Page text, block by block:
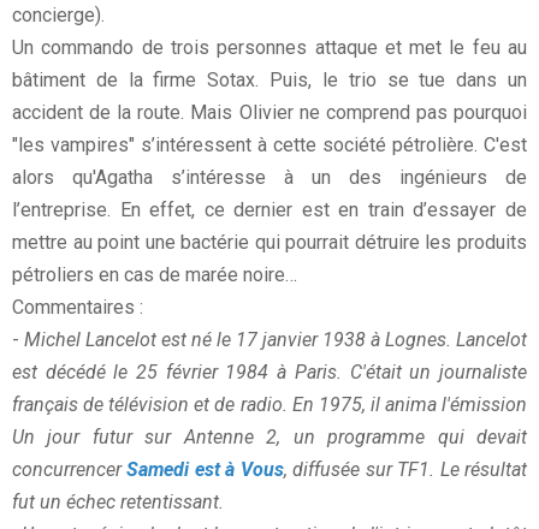
concierge).
Un commando de trois personnes attaque et met le feu au
bâtiment de la firme Sotax. Puis, le trio se tue dans un
accident de la route. Mais Olivier ne comprend pas pourquoi
"les vampires" s’intéressent à cette société pétrolière. C'est
alors qu'Agatha s’intéresse à un des ingénieurs de
l’entreprise. En effet, ce dernier est en train d’essayer de
mettre au point une bactérie qui pourrait détruire les produits
pétroliers en cas de marée noire…
Commentaires :
- Michel Lancelot est né le 17 janvier 1938 à Lognes. Lancelot
est décédé le 25 février 1984 à Paris. C'était un journaliste
français de télévision et de radio. En 1975, il anima l'émission
Un jour futur sur Antenne 2, un programme qui devait
concurrencerSamedi est à Vous, diffusée sur TF1. Le résultat
fut un échec retentissant.